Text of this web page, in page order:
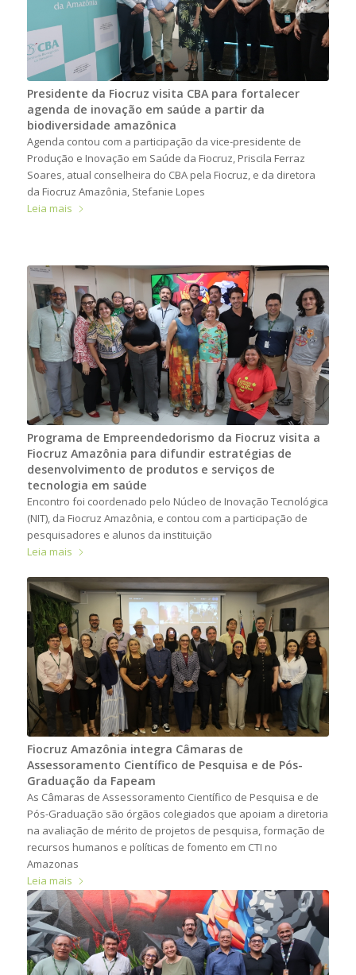
Presidente da Fiocruz visita CBA para fortalecer
agenda de inovação em saúde a partir da
biodiversidade amazônica
Agenda contou com a participação da vice-presidente de
Produção e Inovação em Saúde da Fiocruz, Priscila Ferraz
Soares, atual conselheira do CBA pela Fiocruz, e da diretora
da Fiocruz Amazônia, Stefanie Lopes
Leia mais
Programa de Empreendedorismo da Fiocruz visita a
Fiocruz Amazônia para difundir estratégias de
desenvolvimento de produtos e serviços de
tecnologia em saúde
Encontro foi coordenado pelo Núcleo de Inovação Tecnológica
(NIT), da Fiocruz Amazônia, e contou com a participação de
pesquisadores e alunos da instituição
Leia mais
Fiocruz Amazônia integra Câmaras de
Assessoramento Científico de Pesquisa e de Pós-
Graduação da Fapeam
As Câmaras de Assessoramento Científico de Pesquisa e de
Pós-Graduação são órgãos colegiados que apoiam a diretoria
na avaliação de mérito de projetos de pesquisa, formação de
recursos humanos e políticas de fomento em CTI no
Amazonas
Leia mais